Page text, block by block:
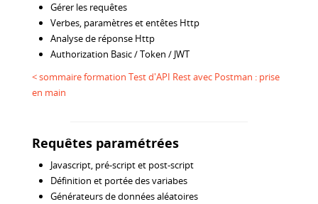
Gérer les requêtes
Verbes, paramètres et entêtes Http
Analyse de réponse Http
Authorization Basic / Token / JWT
< sommaire formation Test d'API Rest avec Postman : prise
en main
Requêtes paramétrées
Javascript, pré-script et post-script
Définition et portée des variabes
Générateurs de données aléatoires